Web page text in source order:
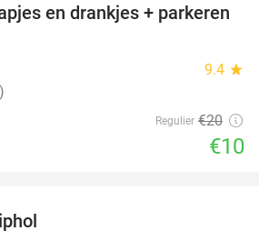
50%
en drankjes + parkeren
9.4 star
Regulier €20
€10